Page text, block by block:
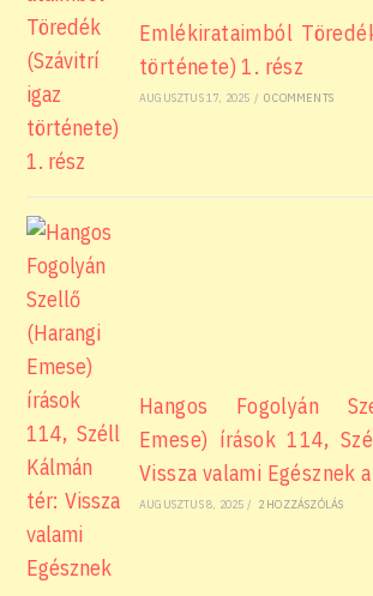
Emlékirataimból
története) 1. rész
AUGUSZTUS 17, 2025 / 0 COMMENTS
Hangos Fogolyán
Emese) írások 114,
Vissza valami Egésznek
AUGUSZTUS 8, 2025 / 2 HOZZÁSZÓLÁS